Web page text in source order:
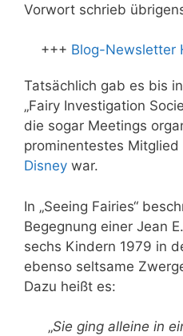
Vorwort schrieb
+++ Blog-Newsletter
Tatsächlich gab es bis
„Fairy Investigation
die sogar Meetings
prominentestes
Disney war.
In „Seeing Fairies“
Begegnung einer Jean
sechs Kindern 1979 in
ebenso seltsame
Dazu heißt es:
„Sie ging alleine in